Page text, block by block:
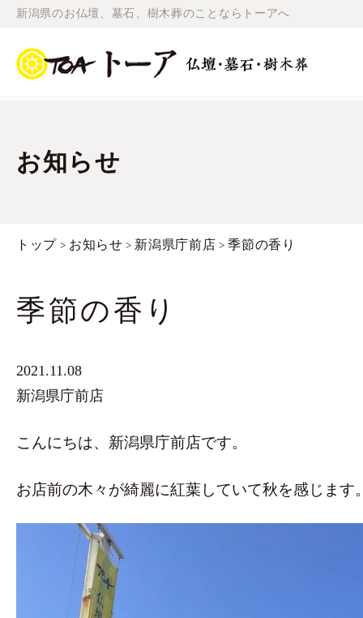
新潟県のお仏壇、墓石、樹木葬のことならトーアへ
お知らせ
トップ > お知らせ > 新潟県庁前店 >季節の香り
季節の香り
2021.11.08
新潟県庁前店
こんにちは、新潟県庁前店です。
お店前の木々が綺麗に紅葉していて秋を感じます